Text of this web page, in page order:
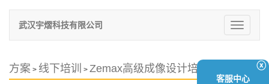
切
换
武汉宇熠科技有限公司
方案 > 线下培训 > Zemax高级成像设计培训课程 ⓧ
客服中心